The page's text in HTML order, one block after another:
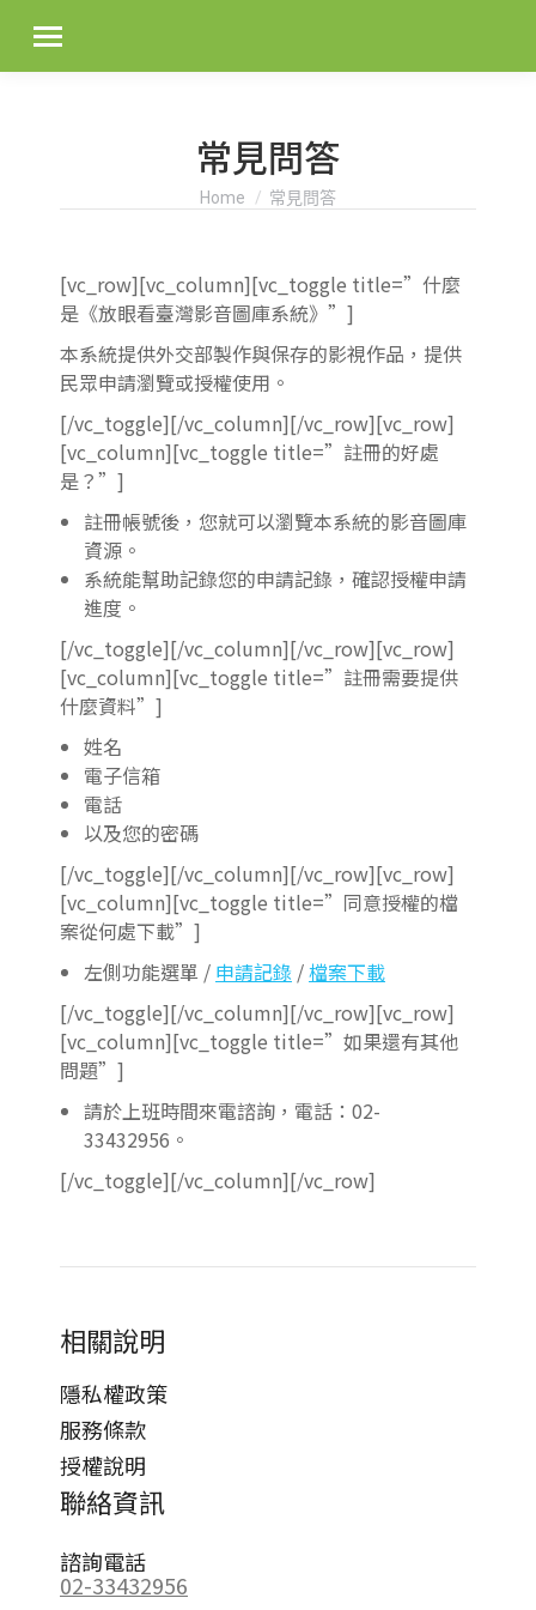
常見問答
You are here:
Home 常見問答
[vc_row][vc_column][vc_toggle title=”什麼
是《放眼看臺灣影音圖庫系統》”]
本系統提供外交部製作與保存的影視作品，提供
民眾申請瀏覽或授權使用。
[/vc_toggle][/vc_column][/vc_row][vc_row]
[vc_column][vc_toggle title=”註冊的好處
是？”]
註冊帳號後，您就可以瀏覽本系統的影音圖庫
資源。
系統能幫助記錄您的申請記錄，確認授權申請
進度。
[/vc_toggle][/vc_column][/vc_row][vc_row]
[vc_column][vc_toggle title=”註冊需要提供
什麼資料”]
姓名
電子信箱
電話
以及您的密碼
[/vc_toggle][/vc_column][/vc_row][vc_row]
[vc_column][vc_toggle title=”同意授權的檔
案從何處下載”]
左側功能選單 / 申請記錄 /檔案下載
[/vc_toggle][/vc_column][/vc_row][vc_row]
[vc_column][vc_toggle title=”如果還有其他
問題”]
請於上班時間來電諮詢，電話：02-
33432956。
[/vc_toggle][/vc_column][/vc_row]
相關說明
隱私權政策
服務條款
授權說明
聯絡資訊
諮詢電話
02-33432956